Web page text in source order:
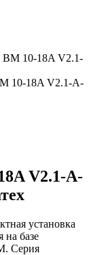
10-18A V2.1-A-
V2.1-A-
установка
на базе
Серия